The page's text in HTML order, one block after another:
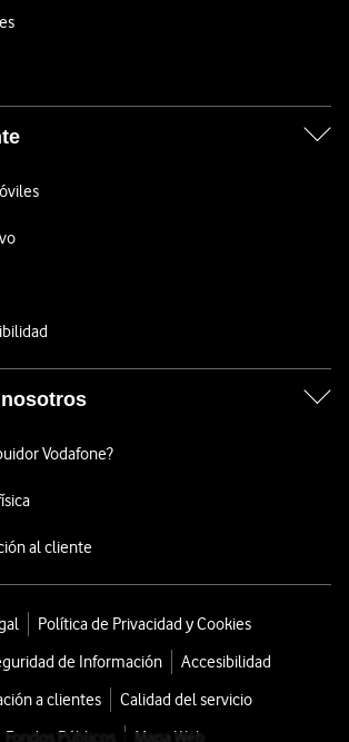
Vodafone?
al cliente
Política de Privacidad y Cookies
de Información
Accesibilidad
a clientes
Calidad del servicio
Fondos Públicos
Mapa Web